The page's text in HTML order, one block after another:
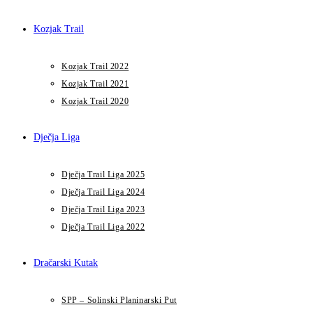
Kozjak Trail
Kozjak Trail 2022
Kozjak Trail 2021
Kozjak Trail 2020
Dječja Liga
Dječja Trail Liga 2025
Dječja Trail Liga 2024
Dječja Trail Liga 2023
Dječja Trail Liga 2022
Dračarski Kutak
SPP – Solinski Planinarski Put